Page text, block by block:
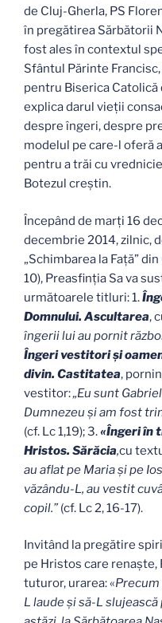
de Cluj-Gherla, PS
în pregătirea Sărbătorii
fost ales în contextul
Sfântul Părinte
pentru Biserica Catolică
explica darul vieţii
despre îngeri, despre
modelul pe care-l oferă
pentru a trăi cu
Botezul creştin.
Începând de marţi 16
decembrie 2014, zilnic,
„Schimbarea la Faţă”
10), Preasfinţia Sa va
următoarele titluri: 1.
Domnului. Ascultarea,
îngerii lui au pornit
Îngeri vestitori şi
divin. Castitatea,
vestitor:„Eu sunt
Dumnezeu şi am fost
(cf. Lc 1,19); 3.«Îngeri în
Hristos. Sărăcia,cu
au aflat pe Maria şi pe
văzându-L, au vestit
copil.”(cf. Lc 2, 16-17).
Invitând la pregătire
pe Hristos care renaşte,
tuturor, urarea: «
L laude şi să-L